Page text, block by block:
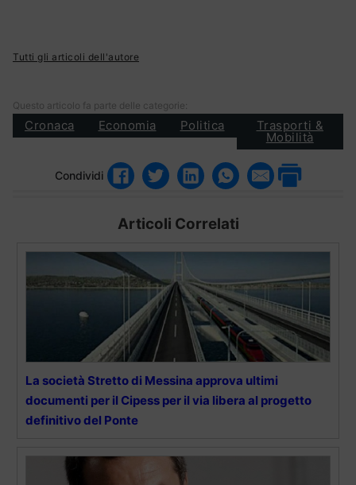
Tutti gli articoli dell'autore
Questo articolo fa parte delle categorie:
Cronaca Economia Politica Trasporti &
Mobilità
Condividi
Articoli Correlati
La società Stretto di Messina approva ultimi
documenti per il Cipess per il via libera al progetto
definitivo del Ponte